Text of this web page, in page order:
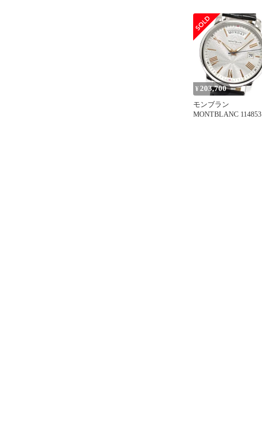
¥ 203,700
モンブラン
MONTBLANC 114853